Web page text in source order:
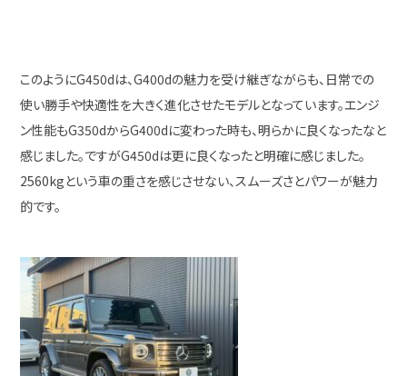
このようにG450dは、G400dの魅力を受け継ぎながらも、日常での
使い勝手や快適性を大きく進化させたモデルとなっています。エンジ
ン性能もG350dからG400dに変わった時も、明らかに良くなったなと
感じました。ですがG450dは更に良くなったと明確に感じました。
2560kgという車の重さを感じさせない、スムーズさとパワーが魅力
的です。